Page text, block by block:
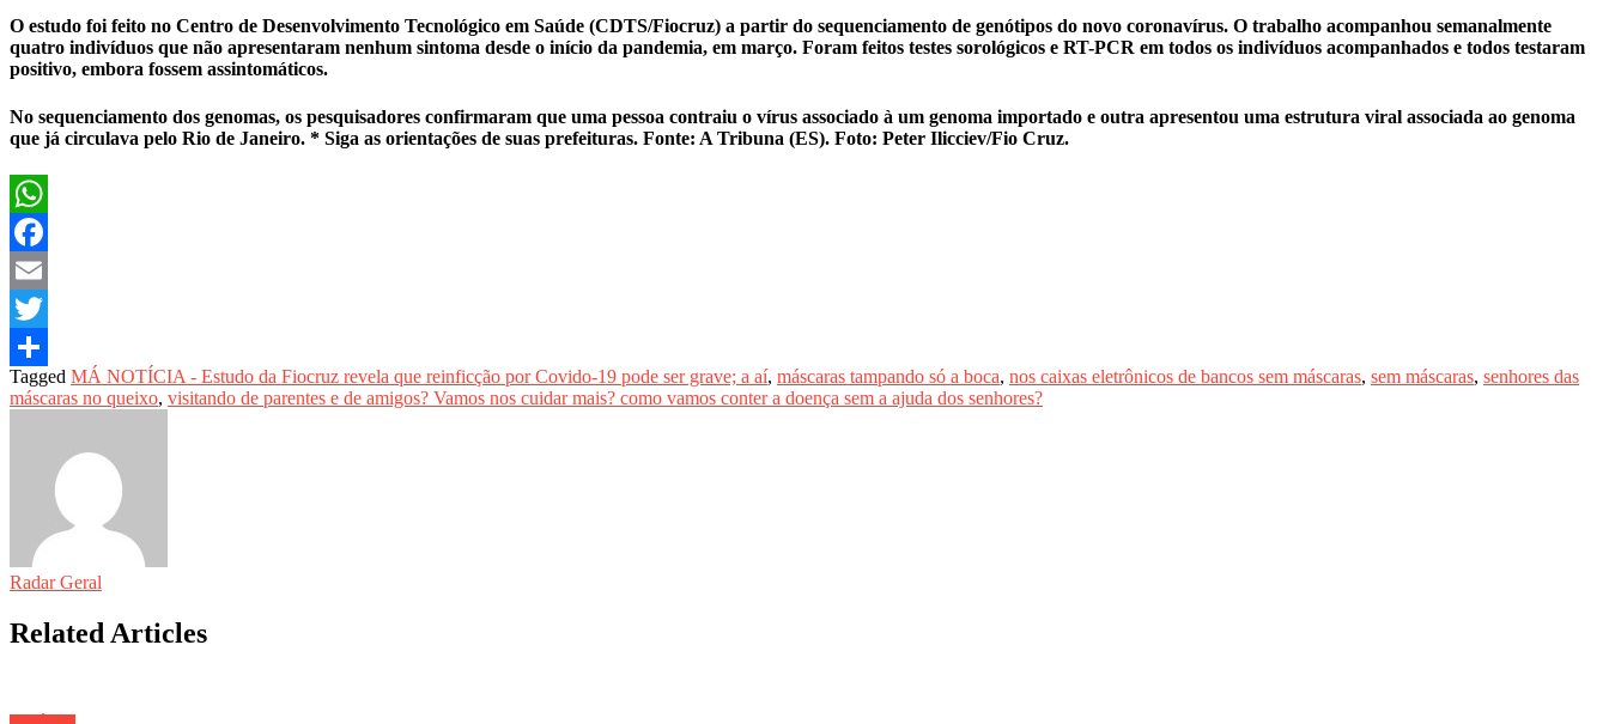
O estudo foi feito no Centro de Desenvolvimento Tecnológico em Saúde (CDTS/Fiocruz) a partir do sequenciamento de genótipos do novo coronavírus. O trabalho acompanhou semanalmente
quatro indivíduos que não apresentaram nenhum sintoma desde o início da pandemia, em março. Foram feitos testes sorológicos e RT-PCR em todos os indivíduos acompanhados e todos testaram
positivo, embora fossem assintomáticos.
No sequenciamento dos genomas, os pesquisadores confirmaram que uma pessoa contraiu o vírus associado à um genoma importado e outra apresentou uma estrutura viral associada ao genoma
que já circulava pelo Rio de Janeiro. * Siga as orientações de suas prefeituras. Fonte: A Tribuna (ES). Foto: Peter Ilicciev/Fio Cruz.
WhatsApp
Facebook
Email
Twitter
Share
Tagged MÁ NOTÍCIA - Estudo da Fiocruz revela que reinficção por Covido-19 pode ser grave; a aí, máscaras tampando só a boca, nos caixas eletrônicos de bancos sem máscaras, sem máscaras, senhores das
máscaras no queixo, visitando de parentes e de amigos? Vamos nos cuidar mais? como vamos conter a doença sem a ajuda dos senhores?
Radar Geral
Related Articles